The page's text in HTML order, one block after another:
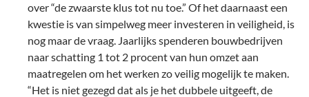
over “de zwaarste klus tot nu toe.” Of het daarnaast een
kwestie is van simpelweg meer investeren in veiligheid, is
nog maar de vraag. Jaarlijks spenderen bouwbedrijven
naar schatting 1 tot 2 procent van hun omzet aan
maatregelen om het werken zo veilig mogelijk te maken.
“Het is niet gezegd dat als je het dubbele uitgeeft, de